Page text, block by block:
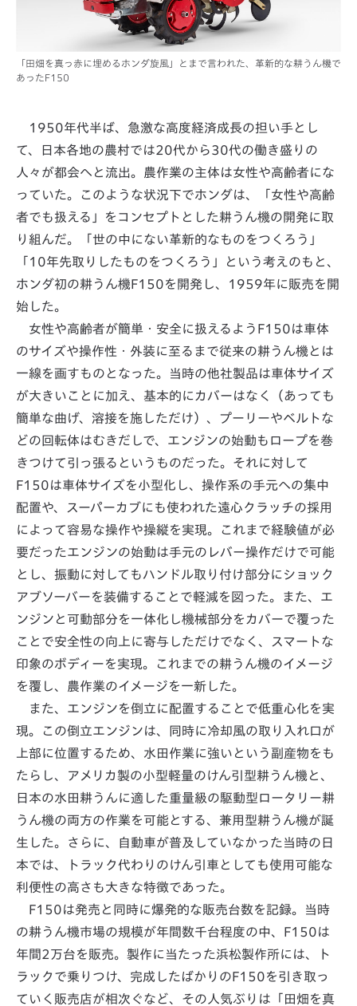
「田畑を真っ赤に埋めるホンダ旋風」とまで言われた、革新的な耕うん機で
あったF150
1950年代半ば、急激な高度経済成長の担い手とし
て、日本各地の農村では20代から30代の働き盛りの
人々が都会へと流出。農作業の主体は女性や高齢者にな
っていた。このような状況下でホンダは、「女性や高齢
者でも扱える」をコンセプトとした耕うん機の開発に取
り組んだ。「世の中にない革新的なものをつくろう」
「10年先取りしたものをつくろう」という考えのもと、
ホンダ初の耕うん機F150を開発し、1959年に販売を開
始した。
女性や高齢者が簡単・安全に扱えるようF150は車体
のサイズや操作性・外装に至るまで従来の耕うん機とは
一線を画すものとなった。当時の他社製品は車体サイズ
が大きいことに加え、基本的にカバーはなく（あっても
簡単な曲げ、溶接を施しただけ）、プーリーやベルトな
どの回転体はむきだしで、エンジンの始動もロープを巻
きつけて引っ張るというものだった。それに対して
F150は車体サイズを小型化し、操作系の手元への集中
配置や、スーパーカブにも使われた遠心クラッチの採用
によって容易な操作や操縦を実現。これまで経験値が必
要だったエンジンの始動は手元のレバー操作だけで可能
とし、振動に対してもハンドル取り付け部分にショック
アブソーバーを装備することで軽減を図った。また、エ
ンジンと可動部分を一体化し機械部分をカバーで覆った
ことで安全性の向上に寄与しただけでなく、スマートな
印象のボディーを実現。これまでの耕うん機のイメージ
を覆し、農作業のイメージを一新した。
また、エンジンを倒立に配置することで低重心化を実
現。この倒立エンジンは、同時に冷却風の取り入れ口が
上部に位置するため、水田作業に強いという副産物をも
たらし、アメリカ製の小型軽量のけん引型耕うん機と、
日本の水田耕うんに適した重量級の駆動型ロータリー耕
うん機の両方の作業を可能とする、兼用型耕うん機が誕
生した。さらに、自動車が普及していなかった当時の日
本では、トラック代わりのけん引車としても使用可能な
利便性の高さも大きな特徴であった。
F150は発売と同時に爆発的な販売台数を記録。当時
の耕うん機市場の規模が年間数千台程度の中、F150は
年間2万台を販売。製作に当たった浜松製作所には、ト
ラックで乗りつけ、完成したばかりのF150を引き取っ
ていく販売店が相次ぐなど、その人気ぶりは「田畑を真